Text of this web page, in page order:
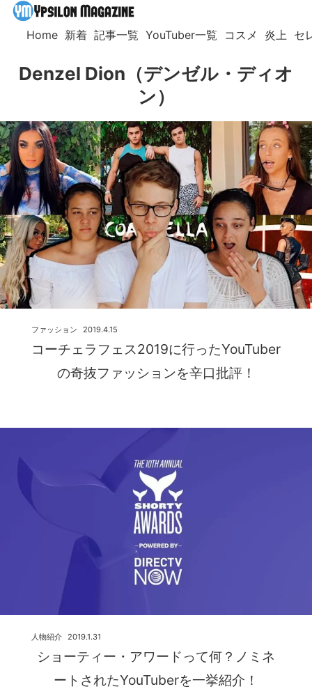
Home 新着 記事一覧 YouTuber一覧 コスメ 炎上 セ
Denzel Dion（デンゼル・ディオ
ン）
コーチェラフェス2019に行ったYouTuber
の奇抜ファッションを辛口批評！
2019.4.15
ファッション
ショーティー・アワードって何？ノミネ
ートされたYouTuberを一挙紹介！
2019.1.31
人物紹介